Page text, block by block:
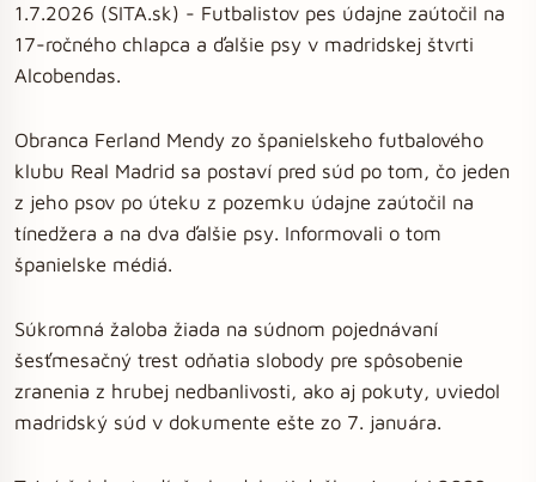
1.7.2026 (SITA.sk) - Futbalistov pes údajne zaútočil na
17-ročného chlapca a ďalšie psy v madridskej štvrti
Alcobendas.
Obranca Ferland Mendy zo španielskeho futbalového
klubu Real Madrid sa postaví pred súd po tom, čo jeden
z jeho psov po úteku z pozemku údajne zaútočil na
tínedžera a na dva ďalšie psy. Informovali o tom
španielske médiá.
Súkromná žaloba žiada na súdnom pojednávaní
šesťmesačný trest odňatia slobody pre spôsobenie
zranenia z hrubej nedbanlivosti, ako aj pokuty, uviedol
madridský súd v dokumente ešte zo 7. januára.